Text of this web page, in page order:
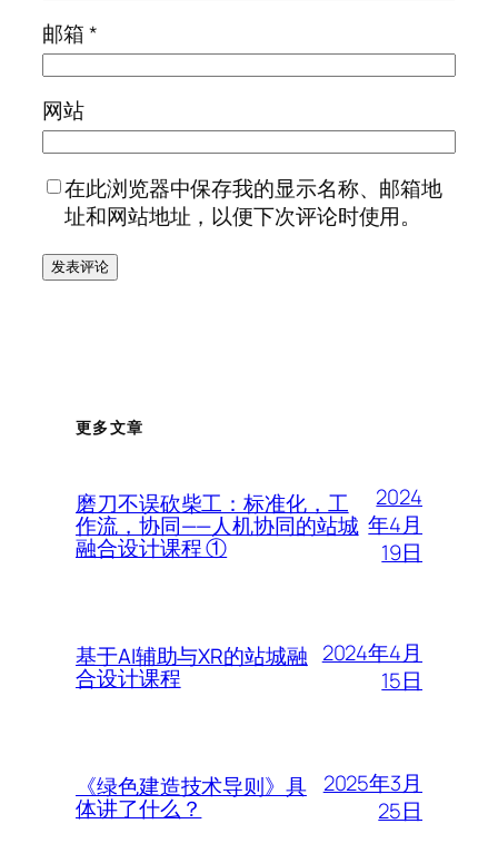
邮箱*
网站
在此浏览器中保存我的显示名称、邮箱地
址和网站地址，以便下次评论时使用。
更多文章
磨刀不误砍柴工：标准化，工
作流，协同——人机协同的站城
融合设计课程 ①
2024
年4月
19日
基于AI辅助与XR的站城融
合设计课程
2024年4月
15日
《绿色建造技术导则》具
体讲了什么？
2025年3月
25日